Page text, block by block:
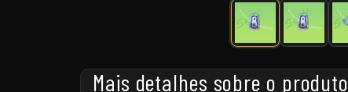
Mais detalhes sobre o produto